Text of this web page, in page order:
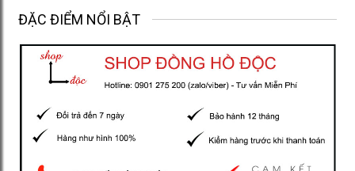
ĐẶC ĐIỂM NỔI BẬT